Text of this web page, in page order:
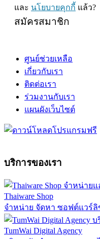
และ นโยบายคุกกี้ แล้ว?
สมัครสมาชิก
ศูนย์ช่วยเหลือ
เกี่ยวกับเรา
ติดต่อเรา
ร่วมงานกับเรา
แผนผังเว็บไซต์
บริการของเรา
Thaiware Shop
จำหน่าย จัดหา ซอฟต์แวร์
TumWai Digital Agency